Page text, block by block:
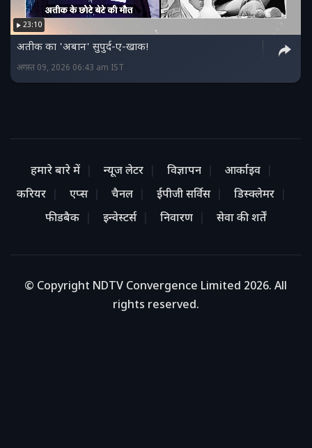
23:10
अतीक का 'अबान' सुपुर्द-ए-खाक!
अगस्त 09, 2026 06:43 am IST
हमारे बारे में न्यूज लेटर विज्ञापन
आर्काइव
करियर
एप्स चैनल ईपीजी सर्विस
डिस्क्लेमर
फीडबैक
इन्वेस्टर्स निवारण सेवा की शर्तें
© Copyright NDTV Convergence Limited 2026. All
rights reserved.